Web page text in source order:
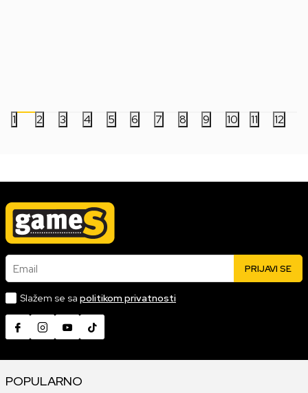
1 2 3 4 5 6 7 8 9 10 11 12
Email PRIJAVI SE
Slažem se sa politikom privatnosti
POPULARNO